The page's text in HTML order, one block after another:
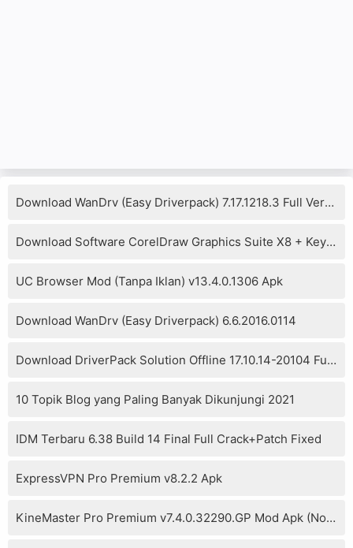
Download WanDrv (Easy Driverpack) 7.17.1218.3 Full Version
Download Software CorelDraw Graphics Suite X8 + Keygen
UC Browser Mod (Tanpa Iklan) v13.4.0.1306 Apk
Download WanDrv (Easy Driverpack) 6.6.2016.0114
Download DriverPack Solution Offline 17.10.14-20104 Full Version
10 Topik Blog yang Paling Banyak Dikunjungi 2021
IDM Terbaru 6.38 Build 14 Final Full Crack+Patch Fixed
ExpressVPN Pro Premium v8.2.2 Apk
KineMaster Pro Premium v7.4.0.32290.GP Mod Apk (No Watermark)